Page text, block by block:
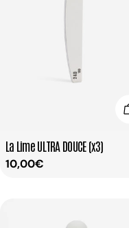
Taper:
La Lime ULTRA DOUCE (x3)
Prix
10,00€